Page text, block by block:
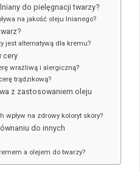
do pielęgnacji twarzy?
na jakość oleju lnianego?
jest alternatywą dla kremu?
cery
wrażliwą i alergiczną?
trądzikową?
z zastosowaniem oleju
wpływ na zdrowy koloryt skóry?
do innych
a olejem do twarzy?